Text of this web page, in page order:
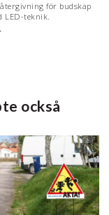
för budskap
LED-teknik.
också